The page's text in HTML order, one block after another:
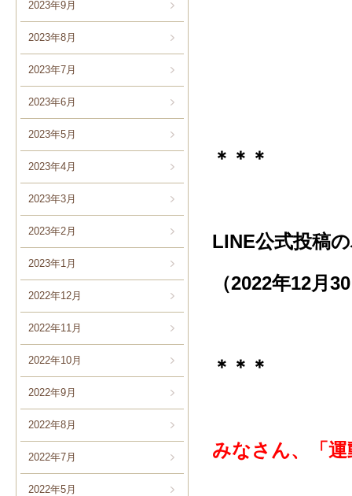
2023年9月
2023年8月
2023年7月
2023年6月
2023年5月
2023年4月
2023年3月
2023年2月
2023年1月
2022年12月
2022年11月
2022年10月
2022年9月
2022年8月
2022年7月
2022年5月
＊＊＊
LINE公式投稿
（2022年12月
＊＊＊
みなさん、「